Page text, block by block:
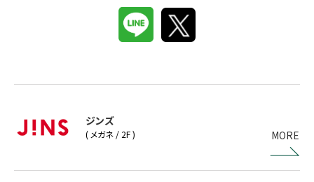
ジンズ
( メガネ / 2F ) MORE